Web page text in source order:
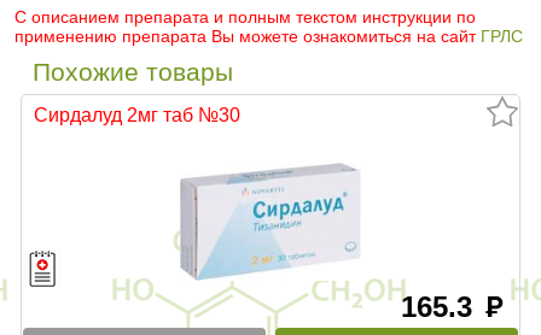
С описанием препарата и полным текстом инструкции по
применению препарата Вы можете ознакомиться на сайт ГРЛС
Похожие товары
Сирдалуд 2мг таб №30
165.3 руб